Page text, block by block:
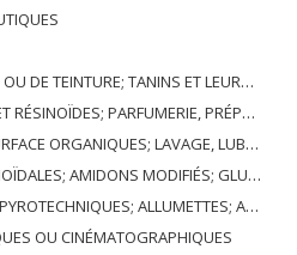
PIGMENTS ET AUTRES MATIERES COLORANTES; PEINTURES, VERNIS; MASTIC, AUTRES MASTIQUES; ENCRES
PRÉPARATIONS COSMÉTIQUES OU DE TOILETTE
ARTIFICIELLES OU PRÉPARÉES, BOUGIES ET ARTICLES SIMILAIRES, PÂTES À MODÉLISER, CIRES DENTAIRES ET PRÉPARATIONS DENTAIRES À BASE DE PLÂTRE
AMIDONS MODIFIÉS; GLUES; ENZYMES
ALLIAGES PYROPHORIQUES; CERTAINES PRÉPARATIONS COMBUSTIBLES
OU CINÉMATOGRAPHIQUES